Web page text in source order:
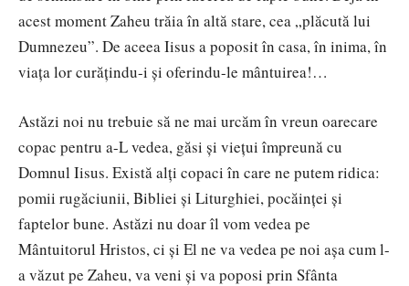
acest moment Zaheu trăia în altă stare, cea „plăcută lui
Dumnezeu”. De aceea Iisus a poposit în casa, în inima, în
viața lor curățindu-i și oferindu-le mântuirea!…
Astăzi noi nu trebuie să ne mai urcăm în vreun oarecare
copac pentru a-L vedea, găsi și viețui împreună cu
Domnul Iisus. Există alţi copaci în care ne putem ridica:
pomii rugăciunii, Bibliei şi Liturghiei, pocăinţei şi
faptelor bune. Astăzi nu doar îl vom vedea pe
Mântuitorul Hristos, ci şi El ne va vedea pe noi aşa cum l-
a văzut pe Zaheu, va veni și va poposi prin Sfânta